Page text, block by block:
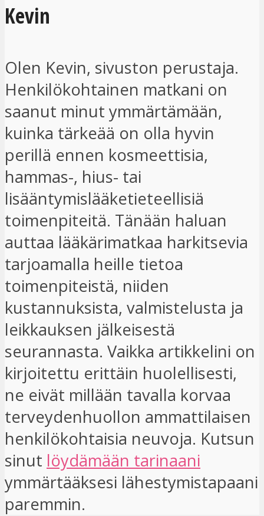
Kevin
Olen Kevin, sivuston perustaja.
Henkilökohtainen matkani on
saanut minut ymmärtämään,
kuinka tärkeää on olla hyvin
perillä ennen kosmeettisia,
hammas-, hius- tai
lisääntymislääketieteellisiä
toimenpiteitä. Tänään haluan
auttaa lääkärimatkaa harkitsevia
tarjoamalla heille tietoa
toimenpiteistä, niiden
kustannuksista, valmistelusta ja
leikkauksen jälkeisestä
seurannasta. Vaikka artikkelini on
kirjoitettu erittäin huolellisesti,
ne eivät millään tavalla korvaa
terveydenhuollon ammattilaisen
henkilökohtaisia ​​neuvoja. Kutsun
sinut löydämään tarinaani
ymmärtääksesi lähestymistapaani
paremmin.